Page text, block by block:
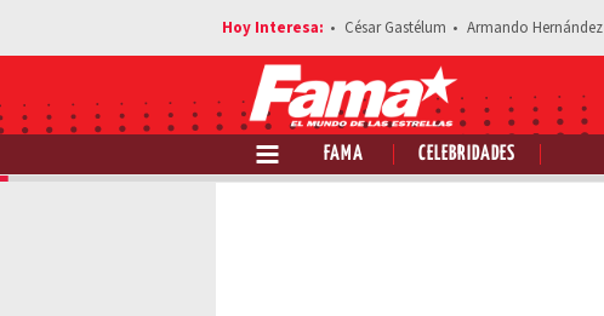
César Gastélum Armando Hernández
FAMA CELEBRIDADES